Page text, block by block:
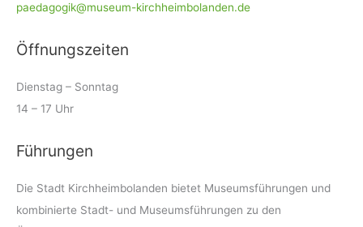
paedagogik@museum-kirchheimbolanden.de
Öffnungszeiten
Dienstag – Sonntag
14 – 17 Uhr
Führungen
Die Stadt Kirchheimbolanden bietet Museumsführungen und
kombinierte Stadt- und Museumsführungen zu den